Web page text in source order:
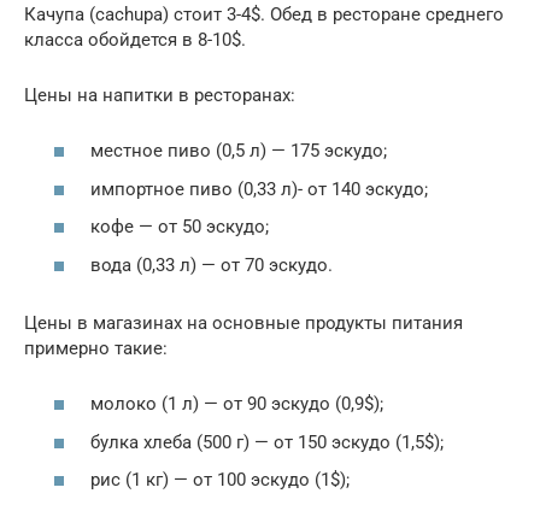
Качупа (cachupa) стоит 3-4$. Обед в ресторане среднего
класса обойдется в 8-10$.
Цены на напитки в ресторанах:
местное пиво (0,5 л) — 175 эскудо;
импортное пиво (0,33 л)- от 140 эскудо;
кофе — от 50 эскудо;
вода (0,33 л) — от 70 эскудо.
Цены в магазинах на основные продукты питания
примерно такие:
молоко (1 л) — от 90 эскудо (0,9$);
булка хлеба (500 г) — от 150 эскудо (1,5$);
рис (1 кг) — от 100 эскудо (1$);